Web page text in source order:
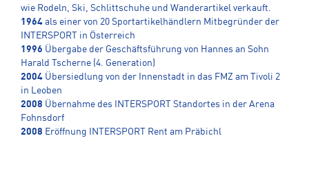
wie Rodeln, Ski, Schlittschuhe und Wanderartikel verkauft.
1964 als einer von 20 Sportartikelhändlern Mitbegründer der
INTERSPORT in Österreich
1996 Übergabe der Geschäftsführung von Hannes an Sohn
Harald Tscherne (4. Generation)
2004 Übersiedlung von der Innenstadt in das FMZ am Tivoli 2
in Leoben
2008 Übernahme des INTERSPORT Standortes in der Arena
Fohnsdorf
2008 Eröffnung INTERSPORT Rent am Präbichl